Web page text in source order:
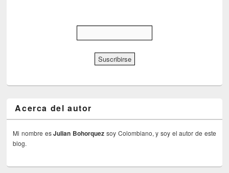
Acerca del autor
Mi nombre esJulian Bohorquez soy Colombiano, y soy el autor de este
blog.